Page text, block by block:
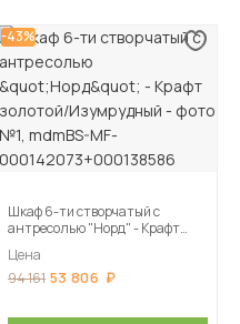
-43%
Шкаф 6-ти створчатый с
антресолью "Норд" - Крафт
Цена
94 161 53 806